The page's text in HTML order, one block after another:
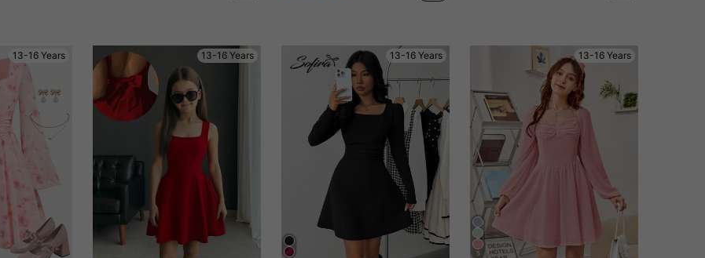
13-16 Years 13-16 Years 13-16 Years 13-16 Years
5